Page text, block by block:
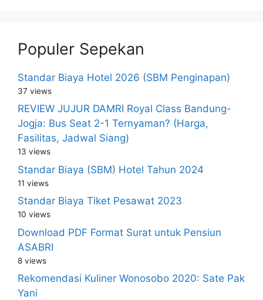
Populer Sepekan
Standar Biaya Hotel 2026 (SBM Penginapan)
37 views
REVIEW JUJUR DAMRI Royal Class Bandung-
Jogja: Bus Seat 2-1 Ternyaman? (Harga,
Fasilitas, Jadwal Siang)
13 views
Standar Biaya (SBM) Hotel Tahun 2024
11 views
Standar Biaya Tiket Pesawat 2023
10 views
Download PDF Format Surat untuk Pensiun
ASABRI
8 views
Rekomendasi Kuliner Wonosobo 2020: Sate Pak
Yani